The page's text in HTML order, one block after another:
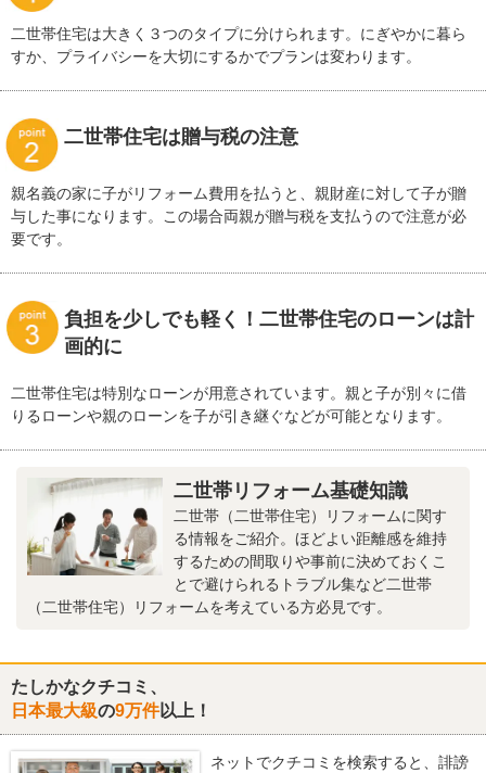
二世帯住宅は大きく３つのタイプに分けられます。にぎやかに暮ら
すか、プライバシーを大切にするかでプランは変わります。
二世帯住宅は贈与税の注意
親名義の家に子がリフォーム費用を払うと、親財産に対して子が贈
与した事になります。この場合両親が贈与税を支払うので注意が必
要です。
負担を少しでも軽く！二世帯住宅のローンは計
画的に
二世帯住宅は特別なローンが用意されています。親と子が別々に借
りるローンや親のローンを子が引き継ぐなどが可能となります。
二世帯リフォーム基礎知識
二世帯（二世帯住宅）リフォームに関す
る情報をご紹介。ほどよい距離感を維持
するための間取りや事前に決めておくこ
とで避けられるトラブル集など二世帯
（二世帯住宅）リフォームを考えている方必見です。
たしかなクチコミ、
日本最大級の9万件以上！
ネットでクチコミを検索すると、誹謗